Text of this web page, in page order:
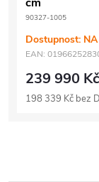
90327-1005
Dostupnost:
EAN:
239 990 Kč
198 339 Kč bez